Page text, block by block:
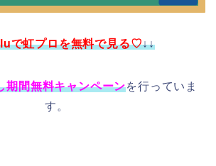
で虹プロを無料で見る♡↓↓
期間無料キャンペーンを行っていま
す。